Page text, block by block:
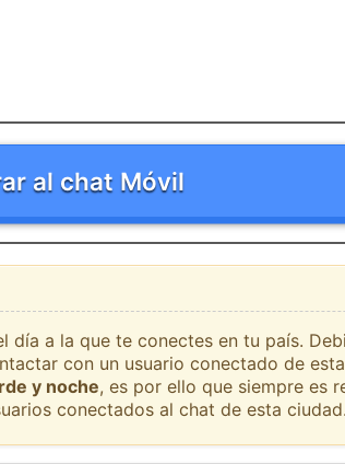
al chat Móvil
día a la que te conectes en tu país.
con un usuario conectado de
y noche, es por ello que siempre es
conectados al chat de esta ciudad.